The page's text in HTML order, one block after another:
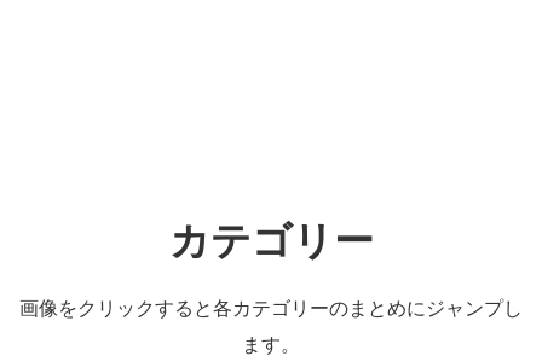
カテゴリー
画像をクリックすると各カテゴリーのまとめにジャンプし
ます。